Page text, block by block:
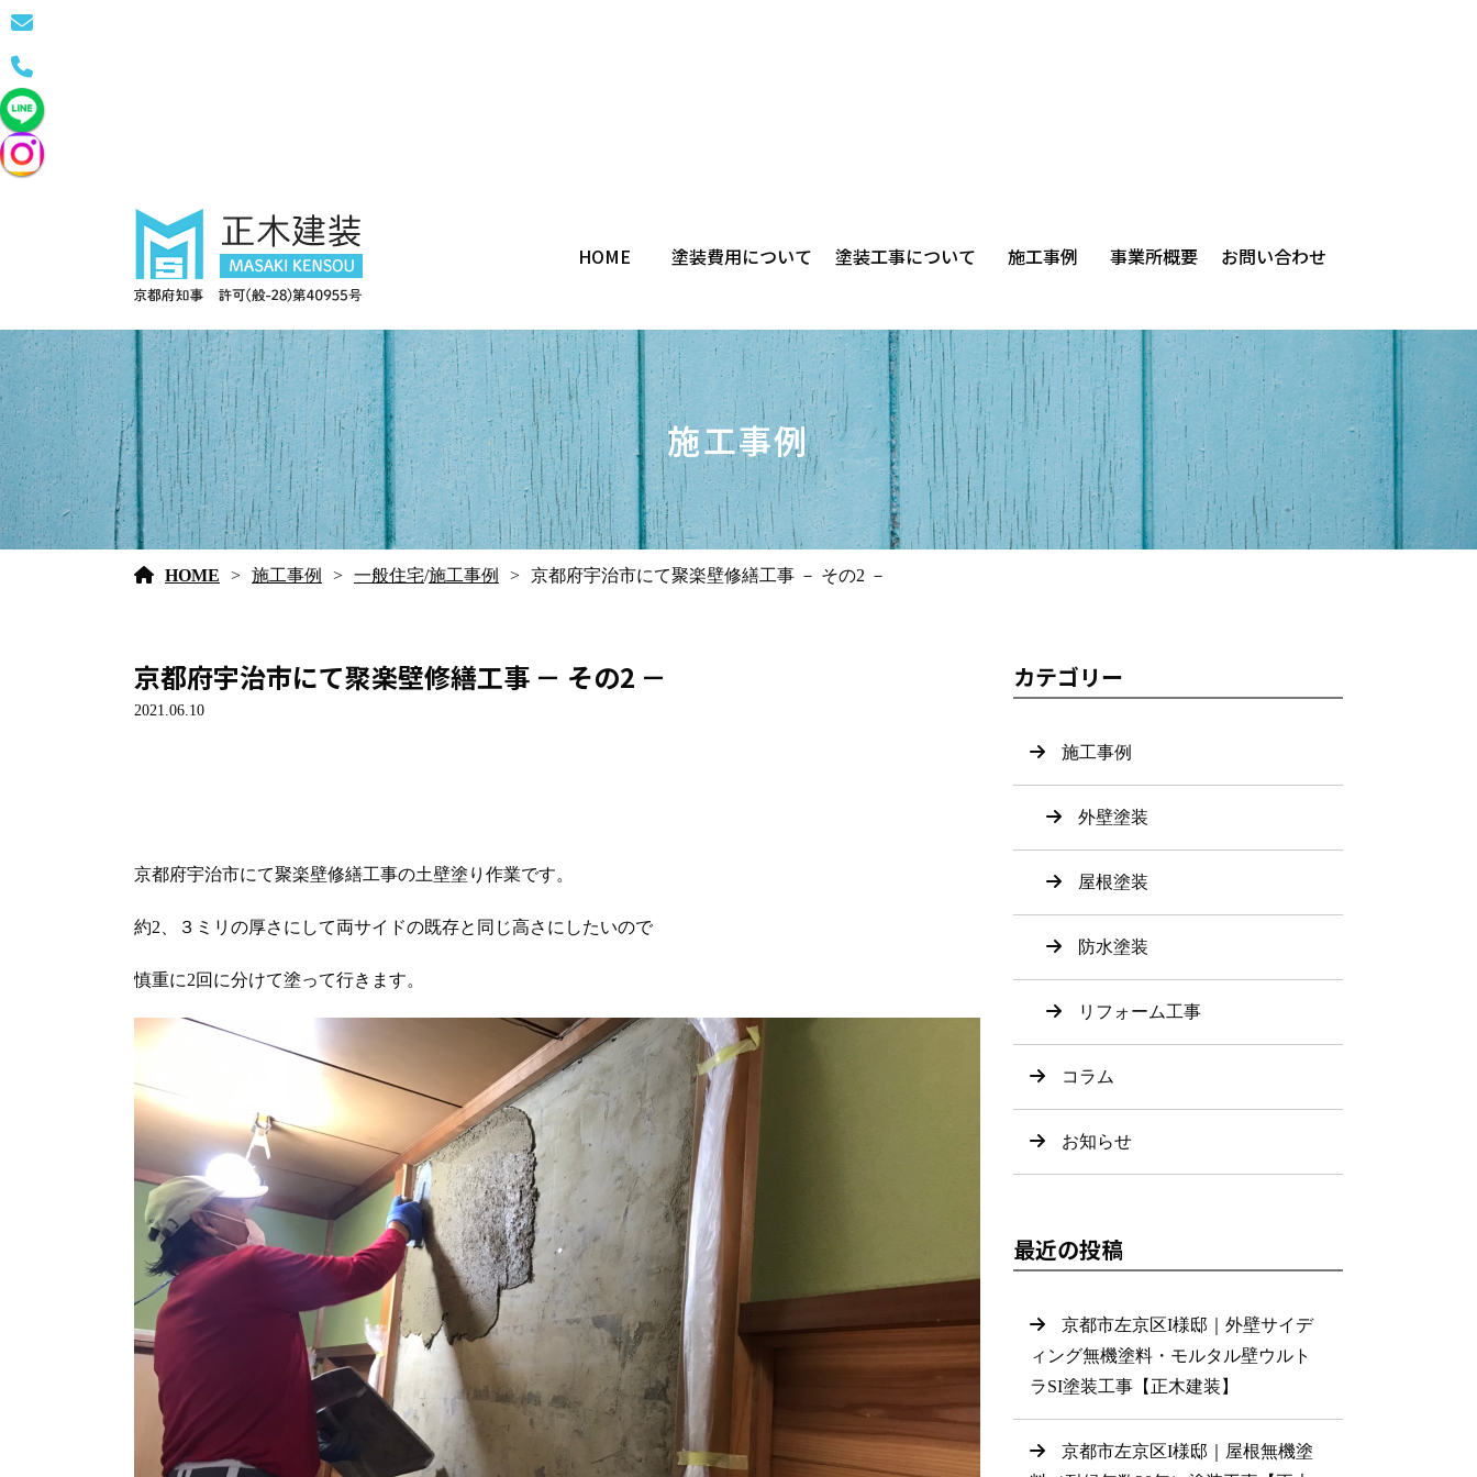
HOME 塗装費用について 塗装工事について 施工事例 事業所概要 お問い合わせ
施工事例
HOME 施工事例 一般住宅/施工事例 京都府宇治市にて聚楽壁修繕工事 － その2 －
京都府宇治市にて聚楽壁修繕工事 － その2 －
2021.06.10
京都府宇治市にて聚楽壁修繕工事の土壁塗り作業です。
約2、３ミリの厚さにして両サイドの既存と同じ高さにしたいので
慎重に2回に分けて塗って行きます。
カテゴリー
施工事例
外壁塗装
屋根塗装
防水塗装
リフォーム工事
コラム
お知らせ
最近の投稿
京都市左京区I様邸｜外壁サイデ
ィング無機塗料・モルタル壁ウルト
ラSI塗装工事【正木建装】
京都市左京区I様邸｜屋根無機塗